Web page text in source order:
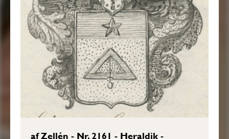
af Zellén - Nr. 2161 - Heraldik -